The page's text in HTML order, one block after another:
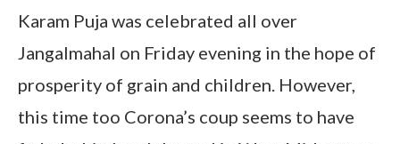
Karam Puja was celebrated all over
Jangalmahal on Friday evening in the hope of
prosperity of grain and children. However,
this time too Corona’s coup seems to have